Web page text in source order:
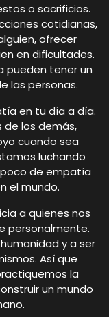
o sacrificios.
cotidianas,
ofrecer
en dificultades.
pueden tener un
las personas.
en tu día a día.
de los demás,
cuando sea
luchando
de empatía
el mundo.
a quienes nos
personalmente.
y a ser
Así que
la
un mundo